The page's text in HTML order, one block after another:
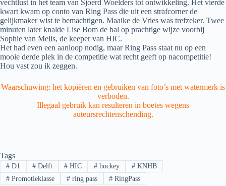
vechtlust in het team van Sjoerd Woelders tot ontwikkeling. Het vierde
kwart kwam op conto van Ring Pass die uit een strafcorner de
gelijkmaker wist te bemachtigen. Maaike de Vries was trefzeker. Twee
minuten later knalde Lise Bom de bal op prachtige wijze voorbij
Sophie van Melis, de keeper van HIC.
Het had even een aanloop nodig, maar Ring Pass staat nu op een
mooie derde plek in de competitie wat recht geeft op nacompetitie!
Hou vast zou ik zeggen.
Waarschuwing: het kopiëren en gebruiken van foto’s met watermerk is
verboden.
Illegaal gebruik kan resulteren in boetes wegens
auteursrechtenschending.
Tags
#D1 #Delft # HIC # hockey # KNHB
#Promotieklasse #ring pass # RingPass